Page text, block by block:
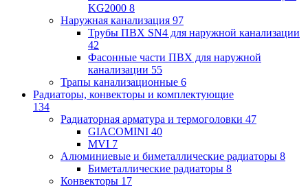
KG2000 8
Наружная канализация 97
Трубы ПВХ SN4 для наружной канализации
42
Фасонные части ПВХ для наружной
канализации 55
Трапы канализационные 6
Радиаторы, конвекторы и комплектующие
134
Радиаторная арматура и термоголовки 47
GIACOMINI 40
MVI 7
Алюминиевые и биметаллические радиаторы 8
Биметаллические радиаторы 8
Конвекторы 17